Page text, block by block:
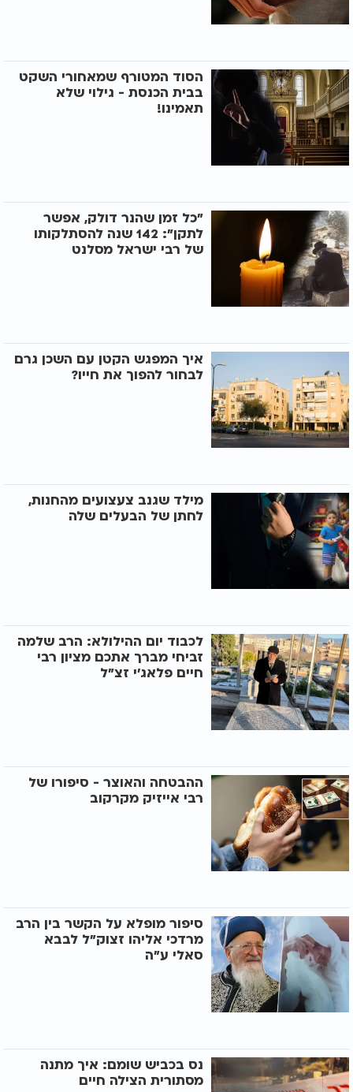
הסוד המטורף שמאחורי השקט
בבית הכנסת - גילוי שלא
תאמינו!
"כל זמן שהנר דולק, אפשר
לתקן": 142 שנה להסתלקותו
של רבי ישראל מסלנט
איך המפגש הקטן עם השכן גרם
לבחור להפוך את חייו?
מילד שגנב צעצועים מהחנות,
לחתן של הבעלים שלה
לכבוד יום ההילולא: הרב שלמה
זביחי מברך אתכם מציון רבי
חיים פלאג'י זצ"ל
ההבטחה והאוצר - סיפורו של
רבי אייזיק מקרקוב
סיפור מופלא על הקשר בין הרב
מרדכי אליהו זצוק"ל לבבא
סאלי ע"ה
נס בכביש שומם: איך מתנה
מסתורית הצילה חיים